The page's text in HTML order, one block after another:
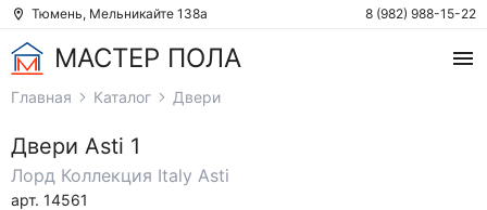
Тюмень, Мельникайте 138а 8 (982) 988-15-22
МАСТЕР ПОЛА
Главная Каталог Двери
Двери Asti 1
Лорд Коллекция Italy Asti
арт. 14561